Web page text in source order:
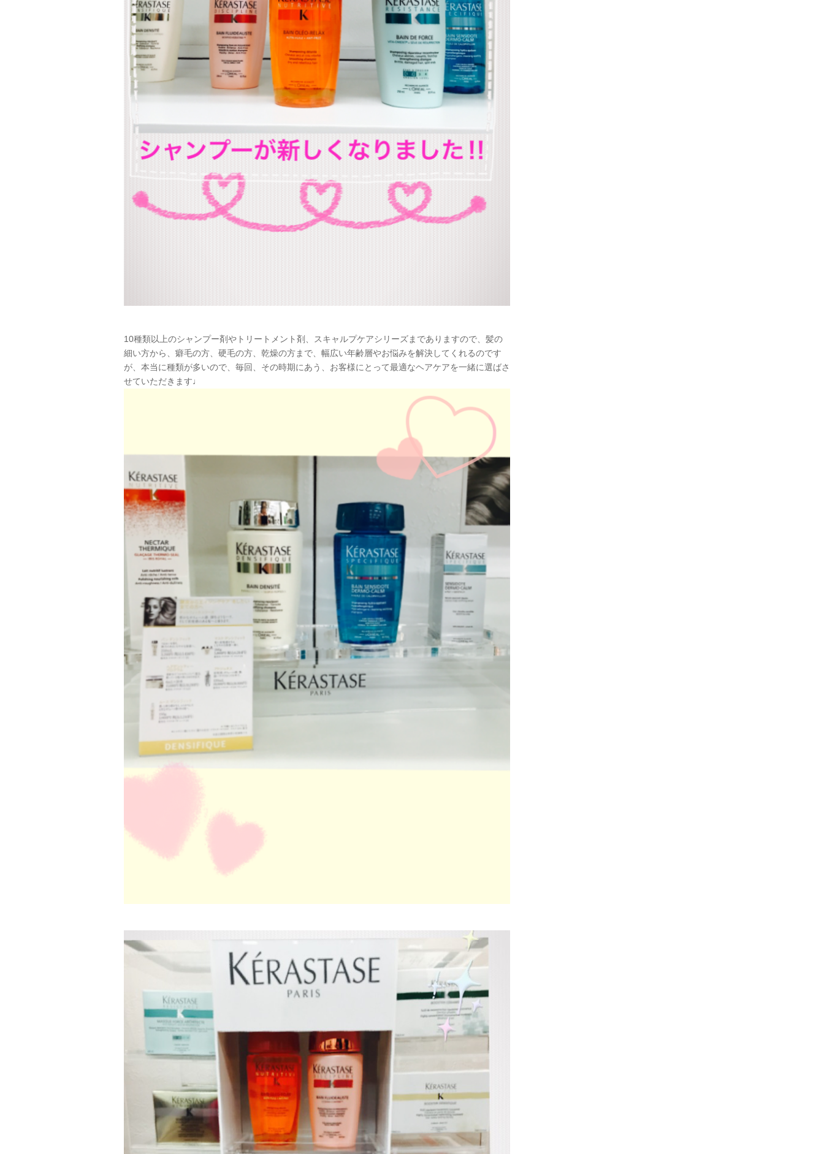
10種類以上のシャンプー剤やトリートメント剤、スキャルプケアシリーズまでありますので、髪の
細い方から、癖毛の方、硬毛の方、乾燥の方まで、幅広い年齢層やお悩みを解決してくれるのです
が、本当に種類が多いので、毎回、その時期にあう、お客様にとって最適なヘアケアを一緒に選ばさ
せていただきます♩